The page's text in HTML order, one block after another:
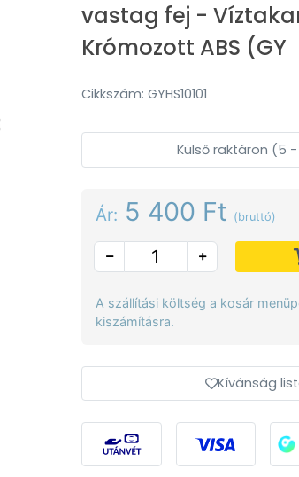
vastag fej -
Krómozott ABS (GY
Cikkszám: GYHS10101
Külső raktáron (5 -
Ár: 5 400 Ft (bruttó)
A szállítási költség a kosár
kiszámításra.
Kívánság